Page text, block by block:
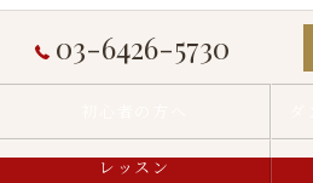
03-6426-5730
レッスン